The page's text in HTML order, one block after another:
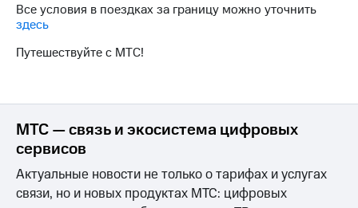
eSIM
ТВ
с выгодным
тарифом
Тарифы
кабинет
и
ТВ
спутникового
ТВ
Скачать
приложение
Мой
МТС
Акции
Все условия в поездках за границу можно уточнить
здесь
Путешествуйте с МТС!
МТС — связь и экосистема цифровых
сервисов
Актуальные новости не только о тарифах и услугах
связи, но и новых продуктах МТС: цифровых